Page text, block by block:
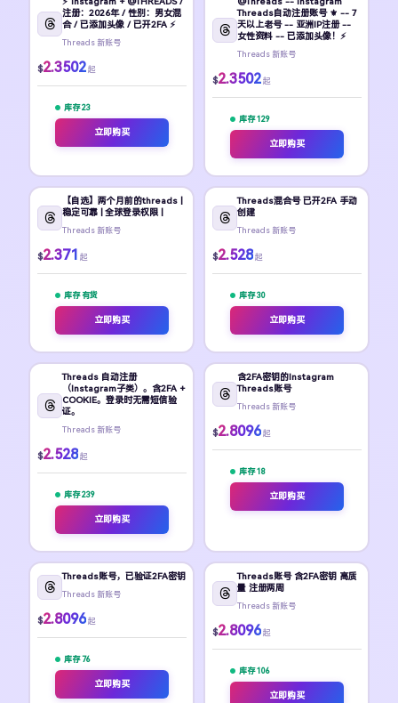
注册：2026年 / 性别：男女混
合 / 已添加头像 / 已开2FA ⚡
Threads 新账号
$2.3502 起
库存 23
立即购买
Threads自动注册账号 ⚜️ -- 7
天以上老号 -- 亚洲IP注册 --
女性资料 -- 已添加头像！⚡
Threads 新账号
$2.3502 起
库存 129
立即购买
【自选】两个月前的threads |
稳定可靠 | 全球登录权限 |
Threads 新账号
$2.371 起
库存 有货
立即购买
Threads混合号 已开2FA 手动
创建
Threads 新账号
$2.528 起
库存 30
立即购买
Threads 自动注册
（Instagram子类）。含2FA +
COOKIE。登录时无需短信验
证。
Threads 新账号
$2.528 起
库存 239
立即购买
含2FA密钥的Instagram
Threads账号
Threads 新账号
$2.8096 起
库存 18
立即购买
Threads账号，已验证2FA密钥
Threads 新账号
$2.8096 起
库存 76
立即购买
Threads账号 含2FA密钥 高质
量 注册两周
Threads 新账号
$2.8096 起
库存 106
立即购买